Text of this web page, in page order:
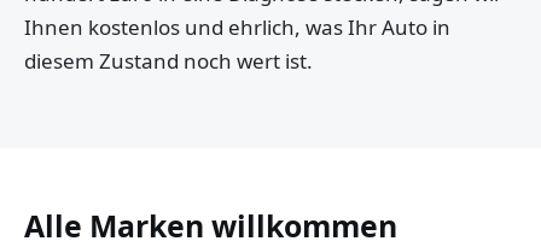
Ihnen kostenlos und ehrlich, was Ihr Auto in
diesem Zustand noch wert ist.
Alle Marken willkommen